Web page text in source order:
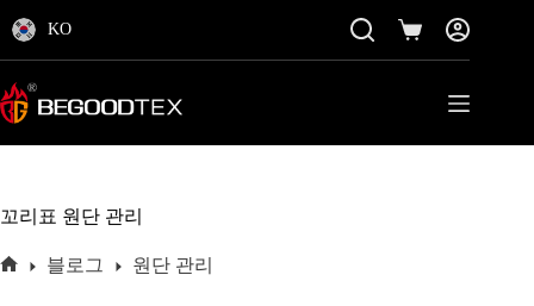
텐
츠
로
바
KO
쇼
핑
꼬리표 원단 관리
블로그 원단 관리